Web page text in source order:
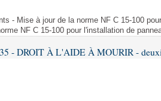
- Mise à jour de la norme NF C 15-100
NF C 15-100 pour l'installation de
- DROIT À L'AIDE À MOURIR -